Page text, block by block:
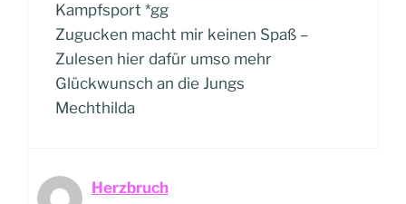
Kampfsport *gg
Zugucken macht mir keinen Spaß –
Zulesen hier dafür umso mehr
Glückwunsch an die Jungs
Mechthilda
Herzbruch